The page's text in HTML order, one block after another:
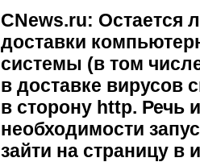
CNews.ru: Остается
доставки
системы (в том
в доставке вирусов
в сторону http. Речь
необходимости
зайти на страницу в